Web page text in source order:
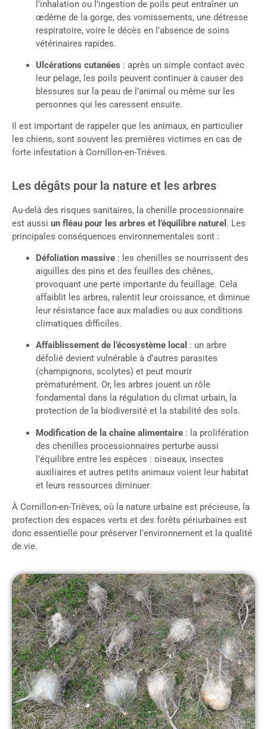
l’inhalation ou l’ingestion de poils peut entraîner un
œdème de la gorge, des vomissements, une détresse
respiratoire, voire le décès en l’absence de soins
vétérinaires rapides.
Ulcérations cutanées : après un simple contact avec
leur pelage, les poils peuvent continuer à causer des
blessures sur la peau de l’animal ou même sur les
personnes qui les caressent ensuite.
Il est important de rappeler que les animaux, en particulier
les chiens, sont souvent les premières victimes en cas de
forte infestation à Cornillon-en-Trièves.
Les dégâts pour la nature et les arbres
Au-delà des risques sanitaires, la chenille processionnaire
est aussi un fléau pour les arbres et l’équilibre naturel . Les
principales conséquences environnementales sont :
Défoliation massive : les chenilles se nourrissent des
aiguilles des pins et des feuilles des chênes,
provoquant une perte importante du feuillage. Cela
affaiblit les arbres, ralentit leur croissance, et diminue
leur résistance face aux maladies ou aux conditions
climatiques difficiles.
Affaiblissement de l’écosystème local : un arbre
défolié devient vulnérable à d’autres parasites
(champignons, scolytes) et peut mourir
prématurément. Or, les arbres jouent un rôle
fondamental dans la régulation du climat urbain, la
protection de la biodiversité et la stabilité des sols.
Modification de la chaîne alimentaire : la prolifération
des chenilles processionnaires perturbe aussi
l’équilibre entre les espèces : oiseaux, insectes
auxiliaires et autres petits animaux voient leur habitat
et leurs ressources diminuer.
À Cornillon-en-Trièves, où la nature urbaine est précieuse, la
protection des espaces verts et des forêts périurbaines est
donc essentielle pour préserver l’environnement et la qualité
de vie.